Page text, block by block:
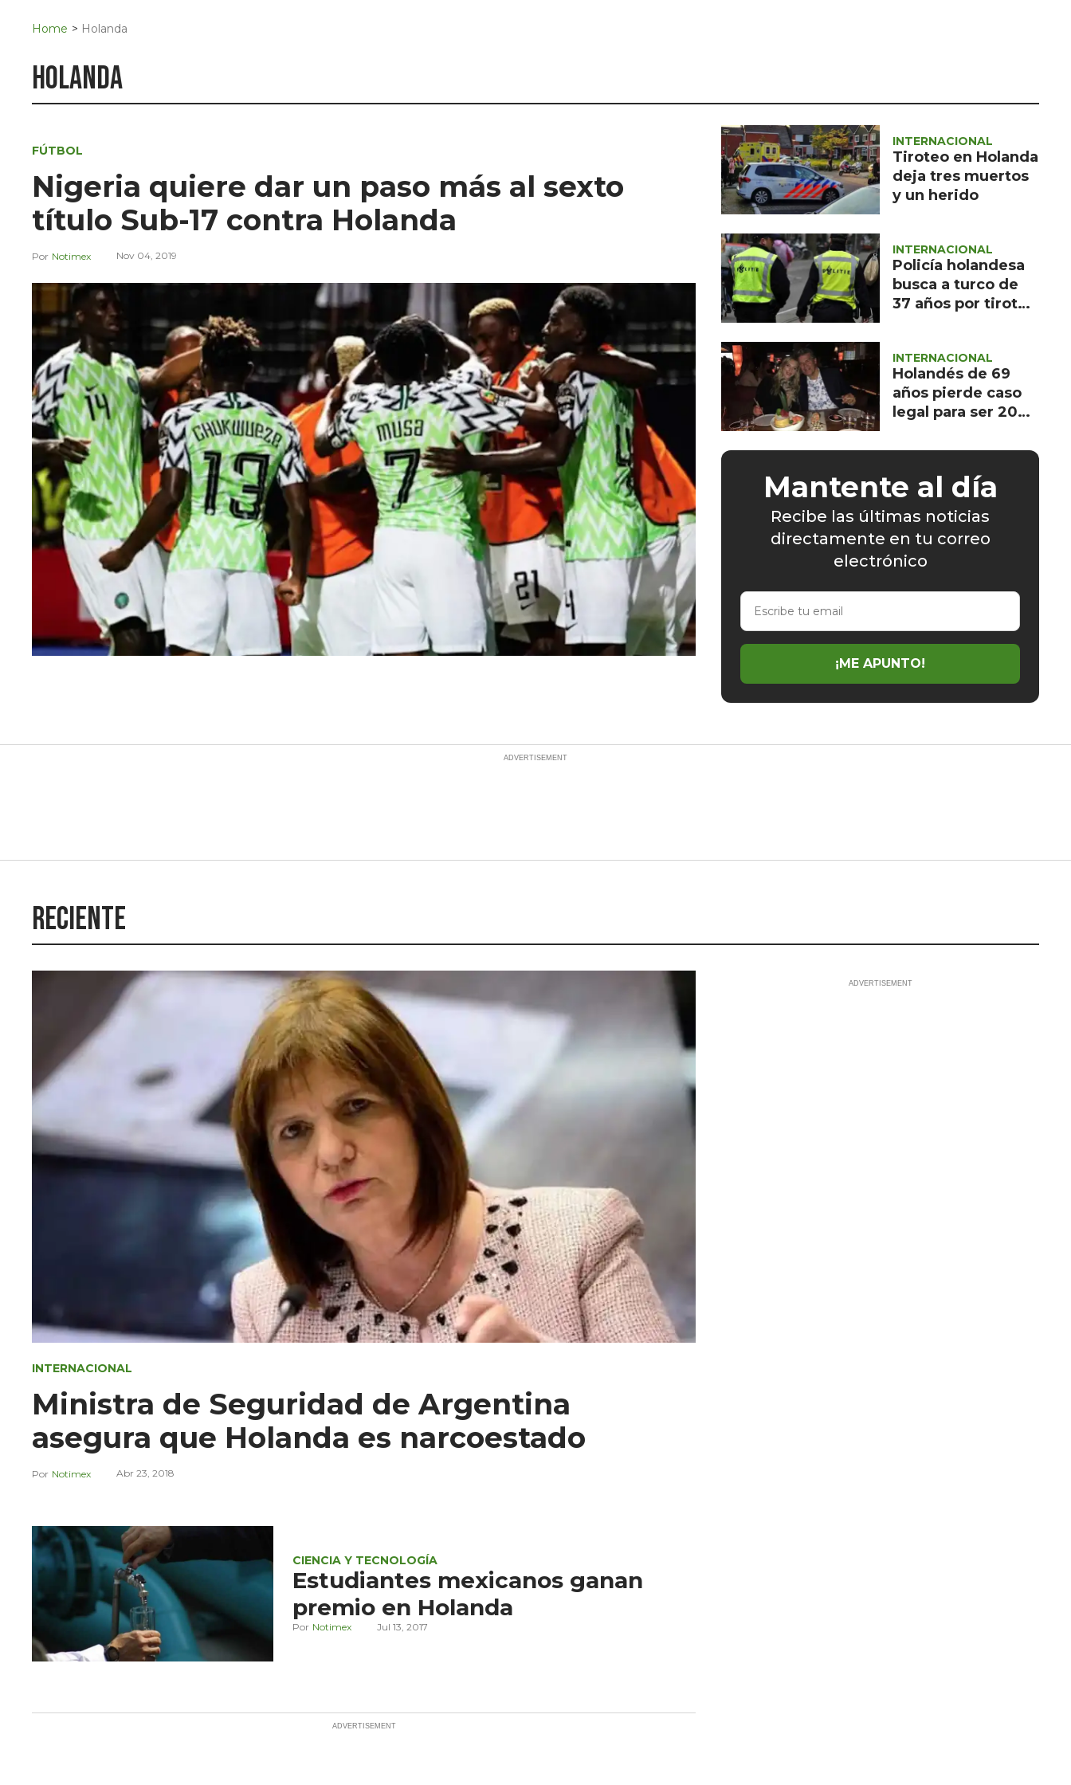
Asuntos Sociales
Estilo de vida
Opinión
Home > Holanda
holanda
FÚTBOL
Nigeria quiere dar un paso más al sexto
título Sub-17 contra Holanda
Notimex Nov 04, 2019
INTERNACIONAL
Tiroteo en Holanda
deja tres muertos
y un herido
INTERNACIONAL
Policía holandesa
busca a turco de
37 años por tiroteo
INTERNACIONAL
Holandés de 69
años pierde caso
legal para ser 20
Mantente al día
Recibe las últimas noticias
directamente en tu correo
electrónico
Escribe
email
¡ME APUNTO!
Reciente
INTERNACIONAL
Ministra de Seguridad de Argentina
asegura que Holanda es narcoestado
Notimex Abr 23, 2018
CIENCIA Y TECNOLOGÍA
Estudiantes mexicanos ganan
premio en Holanda
Notimex Jul 13, 2017